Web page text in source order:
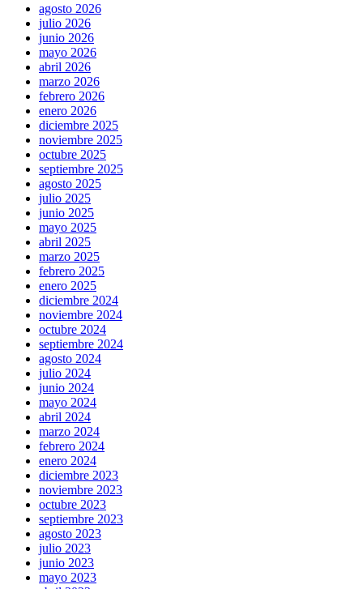
agosto 2026
julio 2026
junio 2026
mayo 2026
abril 2026
marzo 2026
febrero 2026
enero 2026
diciembre 2025
noviembre 2025
octubre 2025
septiembre 2025
agosto 2025
julio 2025
junio 2025
mayo 2025
abril 2025
marzo 2025
febrero 2025
enero 2025
diciembre 2024
noviembre 2024
octubre 2024
septiembre 2024
agosto 2024
julio 2024
junio 2024
mayo 2024
abril 2024
marzo 2024
febrero 2024
enero 2024
diciembre 2023
noviembre 2023
octubre 2023
septiembre 2023
agosto 2023
julio 2023
junio 2023
mayo 2023